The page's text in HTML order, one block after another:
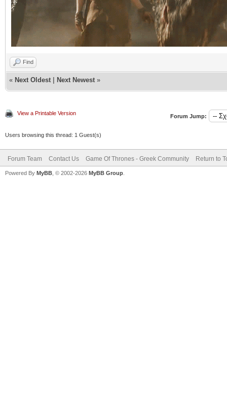
Find
« Next Oldest Next Newest »
View a Printable Version Forum Jump:
Users browsing this thread: 1 Guest(s)
Forum Team Contact Us Game Of Thrones - Greek Community Return to
Powered By MyBB , © 2002-2026 MyBB Group